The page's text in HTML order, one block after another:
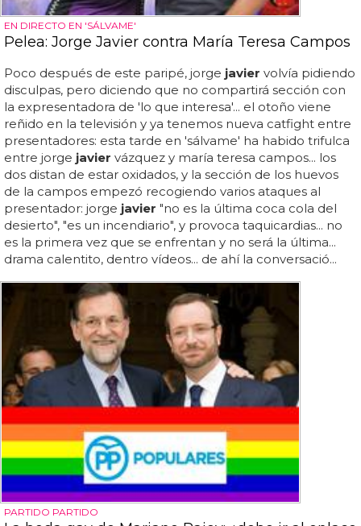
EN DIRECTO EN 'SÁLVAME'
Pelea: Jorge Javier contra María Teresa Campos
Poco después de este paripé, jorge javier volvía pidiendo
disculpas, pero diciendo que no compartirá sección con
la expresentadora de 'lo que interesa'... el otoño viene
reñido en la televisión y ya tenemos nueva catfight entre
presentadores: esta tarde en 'sálvame' ha habido trifulca
entre jorge javier vázquez y maría teresa campos... los
dos distan de estar oxidados, y la sección de los huevos
de la campos empezó recogiendo varios ataques al
presentador: jorge javier "no es la última coca cola del
desierto", "es un incendiario", y provoca taquicardias... no
es la primera vez que se enfrentan y no será la última...
drama calentito, dentro vídeos... de ahí la conversació...
PARTIDO PARTIDO